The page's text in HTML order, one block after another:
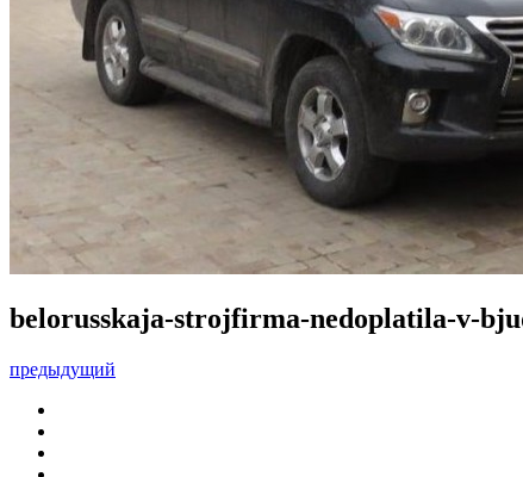
belorusskaja-strojfirma-nedoplatila-v-
предыдущий